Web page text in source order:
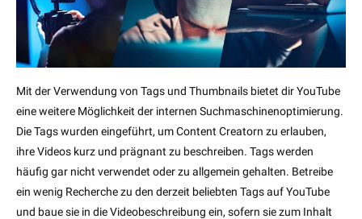
Mit der Verwendung von Tags und Thumbnails bietet dir YouTube
eine weitere Möglichkeit der internen Suchmaschinenoptimierung.
Die Tags wurden eingeführt, um Content Creatorn zu erlauben,
ihre Videos kurz und prägnant zu beschreiben. Tags werden
häufig gar nicht verwendet oder zu allgemein gehalten. Betreibe
ein wenig Recherche zu den derzeit beliebten Tags auf YouTube
und baue sie in die Videobeschreibung ein, sofern sie zum Inhalt